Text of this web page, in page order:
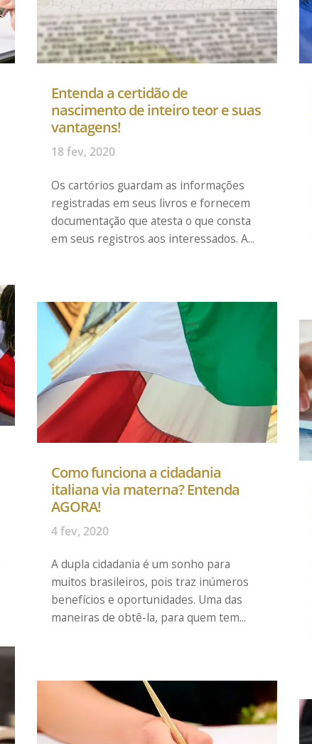
Entenda a certidão de
nascimento de inteiro teor e suas
vantagens!
18 fev, 2020
Os cartórios guardam as informações
registradas em seus livros e fornecem
documentação que atesta o que consta
em seus registros aos interessados. A...
Como funciona a cidadania
italiana via materna? Entenda
AGORA!
4 fev, 2020
A dupla cidadania é um sonho para
muitos brasileiros, pois traz inúmeros
benefícios e oportunidades. Uma das
maneiras de obtê-la, para quem tem...